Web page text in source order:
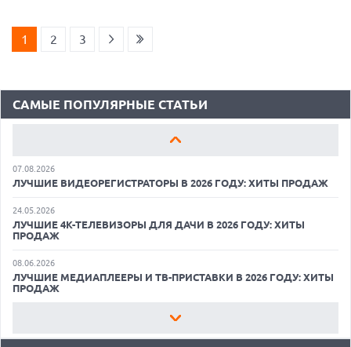
1 2 3
САМЫЕ ПОПУЛЯРНЫЕ СТАТЬИ
САМЫЕ ЛЕГКИЕ НОУТБУКИ С ДИСКРЕТНОЙ ГРАФИКОЙ: ВЫБОР
ZOOM
ЛЕТОМ: ВЫБОР ZOOM
07.08.2026
ЛУЧШИЕ ВИДЕОРЕГИСТРАТОРЫ В 2026 ГОДУ: ХИТЫ ПРОДАЖ
24.05.2026
ЛУЧШИЕ 4K-ТЕЛЕВИЗОРЫ ДЛЯ ДАЧИ В 2026 ГОДУ: ХИТЫ
ПРОДАЖ
08.06.2026
ЛУЧШИЕ МЕДИАПЛЕЕРЫ И ТВ-ПРИСТАВКИ В 2026 ГОДУ: ХИТЫ
ПРОДАЖ
ПОДКЛЮЧЕНИЯ К ТЕЛЕВИЗОРУ: ВЫБОР ZOOM
07.08.2026
XENIUM ВЫПУСТИЛА КНОПОЧНЫЕ СМАРТФОНЫ С
ПОДДЕРЖКОЙ СЕТЕЙ 4G И ТЕХНОЛОГИЕЙ VOLTE
КЕЙСЕ ДЛЯ УПРАВЛЕНИЯ МУЗЫКОЙ